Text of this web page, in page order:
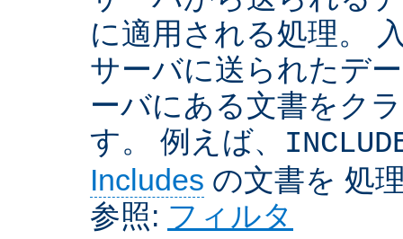
に適用される処理。
サーバに送られたデ
ーバにある文書をク
す。 例えば、
Includes の文書を 処
参照: フィルタ